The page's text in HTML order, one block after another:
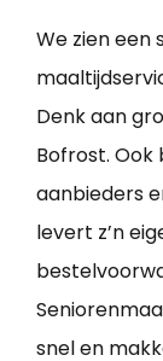
We zien een
Denk aan
Bofrost.
aanbieders
levert z’n
snel en